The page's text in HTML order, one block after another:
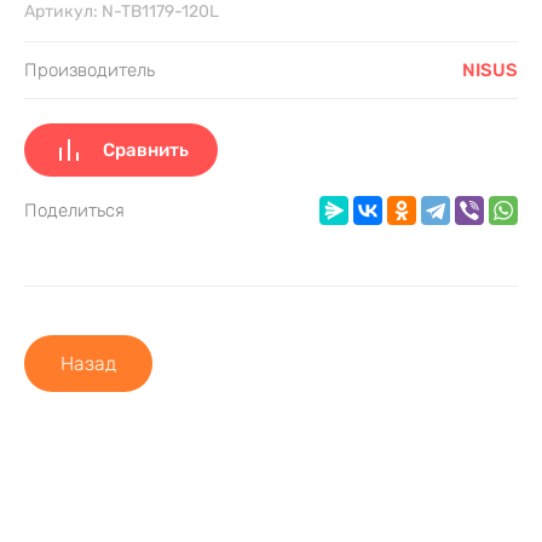
Артикул: N-TB1179-120L
Производитель NISUS
Сравнить
Поделиться
Назад